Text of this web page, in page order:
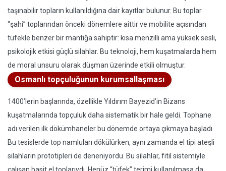
taşınabilir topların kullanıldığına dair kayıtlar bulunur. Bu toplar
“şahi” toplarından önceki dönemlere aittir ve mobilite açısından
tüfekle benzer bir mantığa sahiptir: kısa menzilli ama yüksek sesli,
psikolojik etkisi güçlü silahlar. Bu teknoloji, hem kuşatmalarda hem
de moral unsuru olarak düşman üzerinde etkili olmuştur.
Osmanlı topçuluğunun kurumsallaşması
1400’lerin başlarında, özellikle Yıldırım Bayezid’in Bizans
kuşatmalarında topçuluk daha sistematik bir hale geldi. Tophane
adı verilen ilk dökümhaneler bu dönemde ortaya çıkmaya başladı.
Bu tesislerde top namluları dökülürken, aynı zamanda el tipi ateşli
silahların prototipleri de deneniyordu. Bu silahlar, fitil sistemiyle